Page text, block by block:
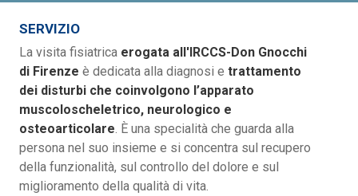
SERVIZIO
La visita fisiatrica erogata all'IRCCS-Don Gnocchi
di Firenze è dedicata alla diagnosi e trattamento
dei disturbi che coinvolgono l’apparato
muscoloscheletrico, neurologico e
osteoarticolare . È una specialità che guarda alla
persona nel suo insieme e si concentra sul recupero
della funzionalità, sul controllo del dolore e sul
miglioramento della qualità di vita.